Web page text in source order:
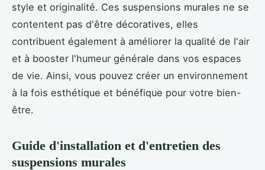
style et originalité. Ces suspensions murales ne se
contentent pas d'être décoratives, elles
contribuent également à améliorer la qualité de l'air
et à booster l'humeur générale dans vos espaces
de vie. Ainsi, vous pouvez créer un environnement
à la fois esthétique et bénéfique pour votre bien-
être.
Guide d'installation et d'entretien des
suspensions murales